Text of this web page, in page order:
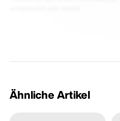
Ähnliche Artikel